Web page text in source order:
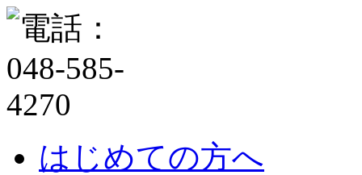
はじめての方へ